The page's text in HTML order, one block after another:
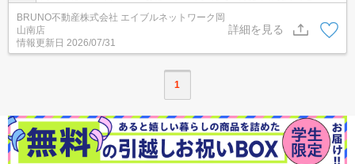
軌道の駅も近くにあります)、近隣に商店街及びコンビニがあり買い
物に便利です。
BRUNO不動産株式会社 エイブルネットワーク岡
山南店
情報更新日 2026/07/31
詳細を見る
1